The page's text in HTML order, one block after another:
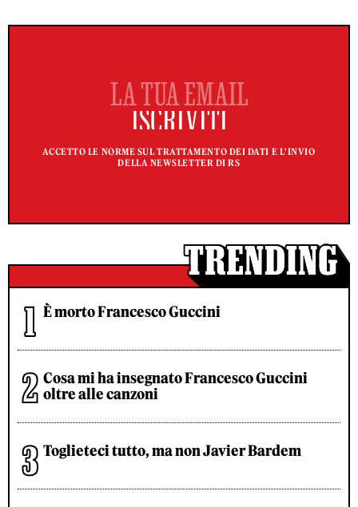
ACCETTO LE NORME SUL TRATTAMENTO DEI DATI E L'INVIO
DELLA NEWSLETTER DI RS
È morto Francesco Guccini
Cosa mi ha insegnato Francesco Guccini
oltre alle canzoni
Toglieteci tutto, ma non Javier Bardem